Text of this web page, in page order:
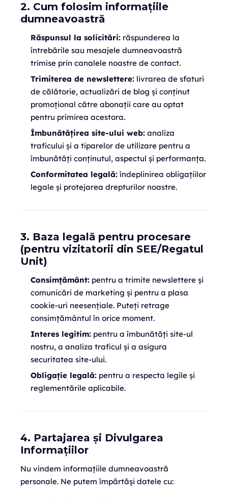
2. Cum folosim informațiile
dumneavoastră
Răspunsul la solicitări: răspunderea la
întrebările sau mesajele dumneavoastră
trimise prin canalele noastre de contact.
Trimiterea de newslettere: livrarea de sfaturi
de călătorie, actualizări de blog și conținut
promoțional către abonații care au optat
pentru primirea acestora.
Îmbunătățirea site-ului web: analiza
traficului și a tiparelor de utilizare pentru a
îmbunătăți conținutul, aspectul și performanța.
Conformitatea legală:îndeplinirea obligațiilor
legale și protejarea drepturilor noastre.
3. Baza legală pentru procesare
(pentru vizitatorii din SEE/Regatul
Unit)
Consimțământ: pentru a trimite newslettere și
comunicări de marketing și pentru a plasa
cookie-uri neesențiale. Puteți retrage
consimțământul în orice moment.
Interes legitim: pentru a îmbunătăți site-ul
nostru, a analiza traficul și a asigura
securitatea site-ului.
Obligație legală: pentru a respecta legile și
reglementările aplicabile.
4. Partajarea și Divulgarea
Informațiilor
Nu vindem informațiile dumneavoastră
personale. Ne putem împărtăși datele cu: